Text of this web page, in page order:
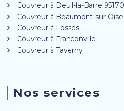
Couvreur à Deuil-la-Barre 95170
Couvreur à Beaumont-sur-Oise
Couvreur à Fosses
Couvreur à Franconville
Couvreur à Taverny
Nos services